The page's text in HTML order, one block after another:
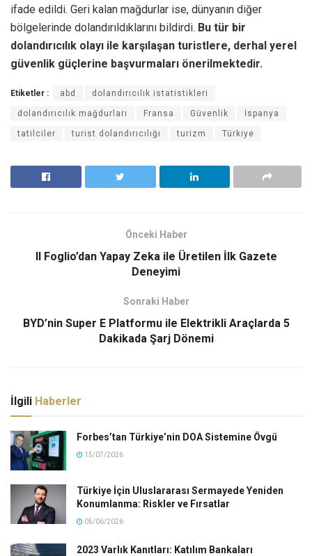
ifade edildi. Geri kalan mağdurlar ise, dünyanın diğer
bölgelerinde dolandırıldıklarını bildirdi. Bu tür bir
dolandırıcılık olayı ile karşılaşan turistlere, derhal yerel
güvenlik güçlerine başvurmaları önerilmektedir.
Etiketler : abd dolandırıcılık istatistikleri
dolandırıcılık mağdurları Fransa Güvenlik İspanya
tatilciler turist dolandırıcılığı turizm Türkiye
Önceki Haber
Il Foglio’dan Yapay Zeka ile Üretilen İlk Gazete
Deneyimi
Sonraki Haber
BYD’nin Super E Platformu ile Elektrikli Araçlarda 5
Dakikada Şarj Dönemi
İlgili Haberler
Forbes’tan Türkiye’nin DOA Sistemine Övgü
15/07/2026
Türkiye İçin Uluslararası Sermayede Yeniden
Konumlanma: Riskler ve Fırsatlar
05/06/2026
2023 Varlık Kanıtları: Katılım Bankaları